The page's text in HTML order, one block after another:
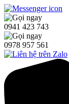
0941 423 743
0978 957 561